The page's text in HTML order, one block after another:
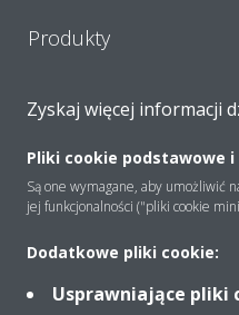
Produkty
Zastrzeżenia prawne
Etyka korporacyjna
Zyskaj więcej informacji
Pliki cookie podstawowe i
Są one wymagane, aby umożliwić
jej funkcjonalności ("pliki cookie
Dodatkowe pliki cookie:
Usprawniające pliki